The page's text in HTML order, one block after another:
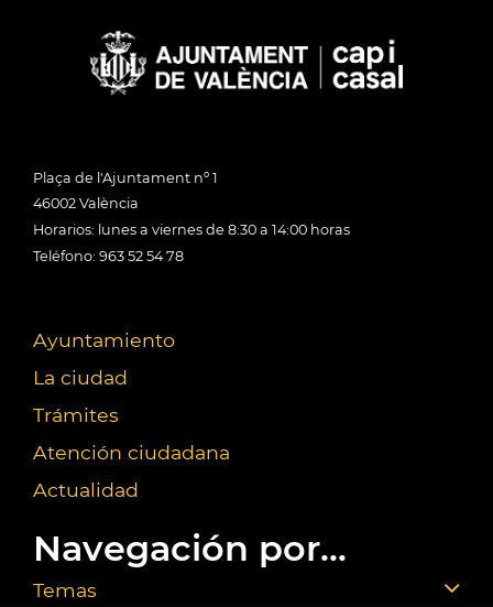
Plaça de l'Ajuntament nº 1
46002 València
Horarios: lunes a viernes de 8:30 a 14:00 horas
Teléfono: 963 52 54 78
Ayuntamiento
La ciudad
Trámites
Atención ciudadana
Actualidad
Navegación por...
Temas